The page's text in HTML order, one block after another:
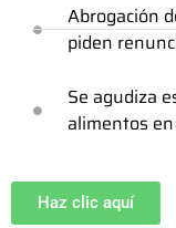
Abrogación
piden
Se agudiza
alimentos
Haz clic aquí